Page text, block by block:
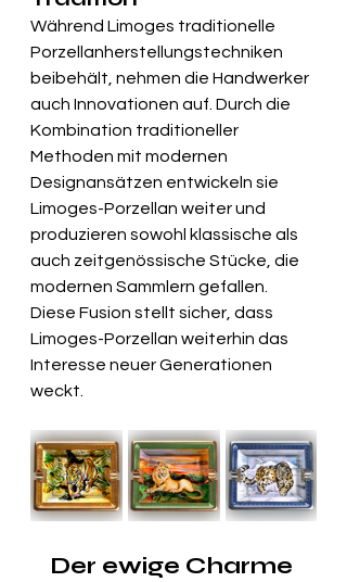
Während Limoges traditionelle
Porzellanherstellungstechniken
beibehält, nehmen die Handwerker
auch Innovationen auf. Durch die
Kombination traditioneller
Methoden mit modernen
Designansätzen entwickeln sie
Limoges-Porzellan weiter und
produzieren sowohl klassische als
auch zeitgenössische Stücke, die
modernen Sammlern gefallen.
Diese Fusion stellt sicher, dass
Limoges-Porzellan weiterhin das
Interesse neuer Generationen
weckt.
Der ewige Charme